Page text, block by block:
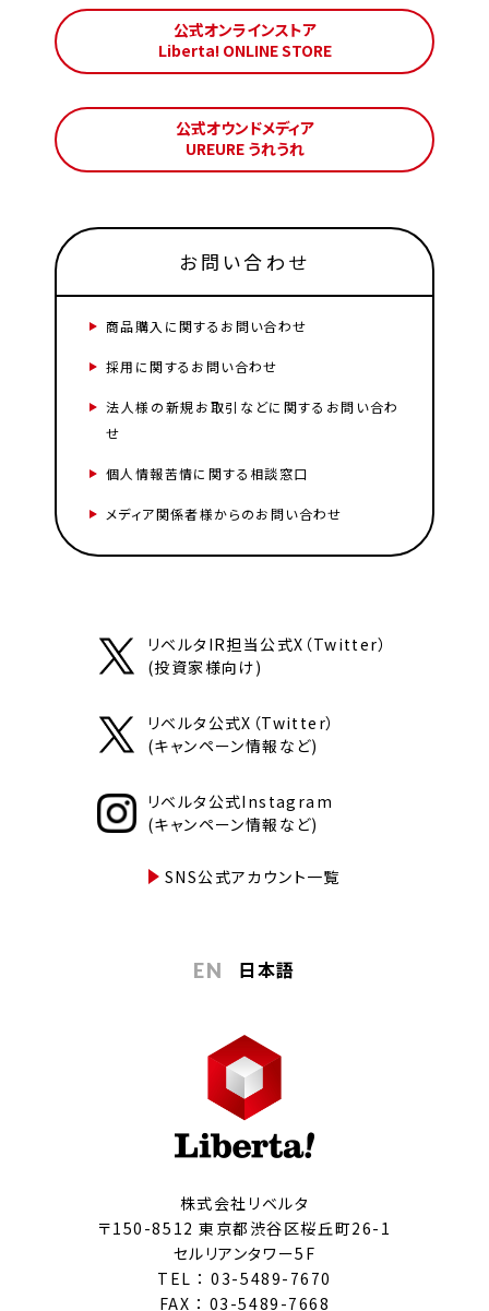
公式オンラインストア
Liberta! ONLINE STORE
公式オウンドメディア
UREURE うれうれ
お問い合わせ
商品購入に関するお問い合わせ
採用に関するお問い合わせ
法人様の新規お取引などに関するお問い合わ
せ
個人情報苦情に関する相談窓口
メディア関係者様からのお問い合わせ
リベルタIR担当公式X（Twitter）
(投資家様向け)
リベルタ公式X（Twitter）
(キャンペーン情報など)
リベルタ公式Instagram
(キャンペーン情報など)
SNS公式アカウント一覧
EN 日本語
株式会社リベルタ
〒150-8512 東京都渋谷区桜丘町26-1
セルリアンタワー5F
TEL ：03-5489-7670
FAX ： 03-5489-7668